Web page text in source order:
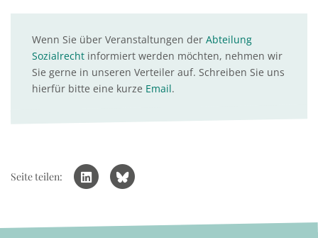
Wenn Sie über Veranstaltungen der Abteilung
Sozialrecht informiert werden möchten, nehmen wir
Sie gerne in unseren Verteiler auf. Schreiben Sie uns
hierfür bitte eine kurze Email.
Seite teilen: